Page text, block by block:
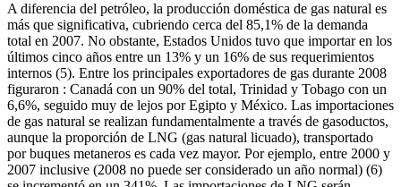
A diferencia del petróleo, la producción doméstica de gas natural es
más que significativa, cubriendo cerca del 85,1% de la demanda
total en 2007. No obstante, Estados Unidos tuvo que importar en los
últimos cinco años entre un 13% y un 16% de sus requerimientos
internos (5). Entre los principales exportadores de gas durante 2008
figuraron : Canadá con un 90% del total, Trinidad y Tobago con un
6,6%, seguido muy de lejos por Egipto y México. Las importaciones
de gas natural se realizan fundamentalmente a través de gasoductos,
aunque la proporción de LNG (gas natural licuado), transportado
por buques metaneros es cada vez mayor. Por ejemplo, entre 2000 y
2007 inclusive (2008 no puede ser considerado un año normal) (6)